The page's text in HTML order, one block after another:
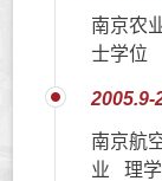
南京农
士学位
2005.9-
南京航
业 理学